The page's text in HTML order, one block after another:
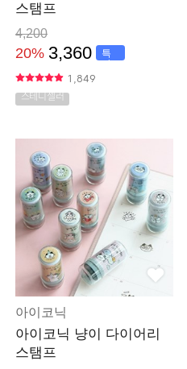
스탬프
4,200
20% 3,360
특
가
1,849
스테디셀러
아이코닉
아이코닉 냥이 다이어리
스탬프